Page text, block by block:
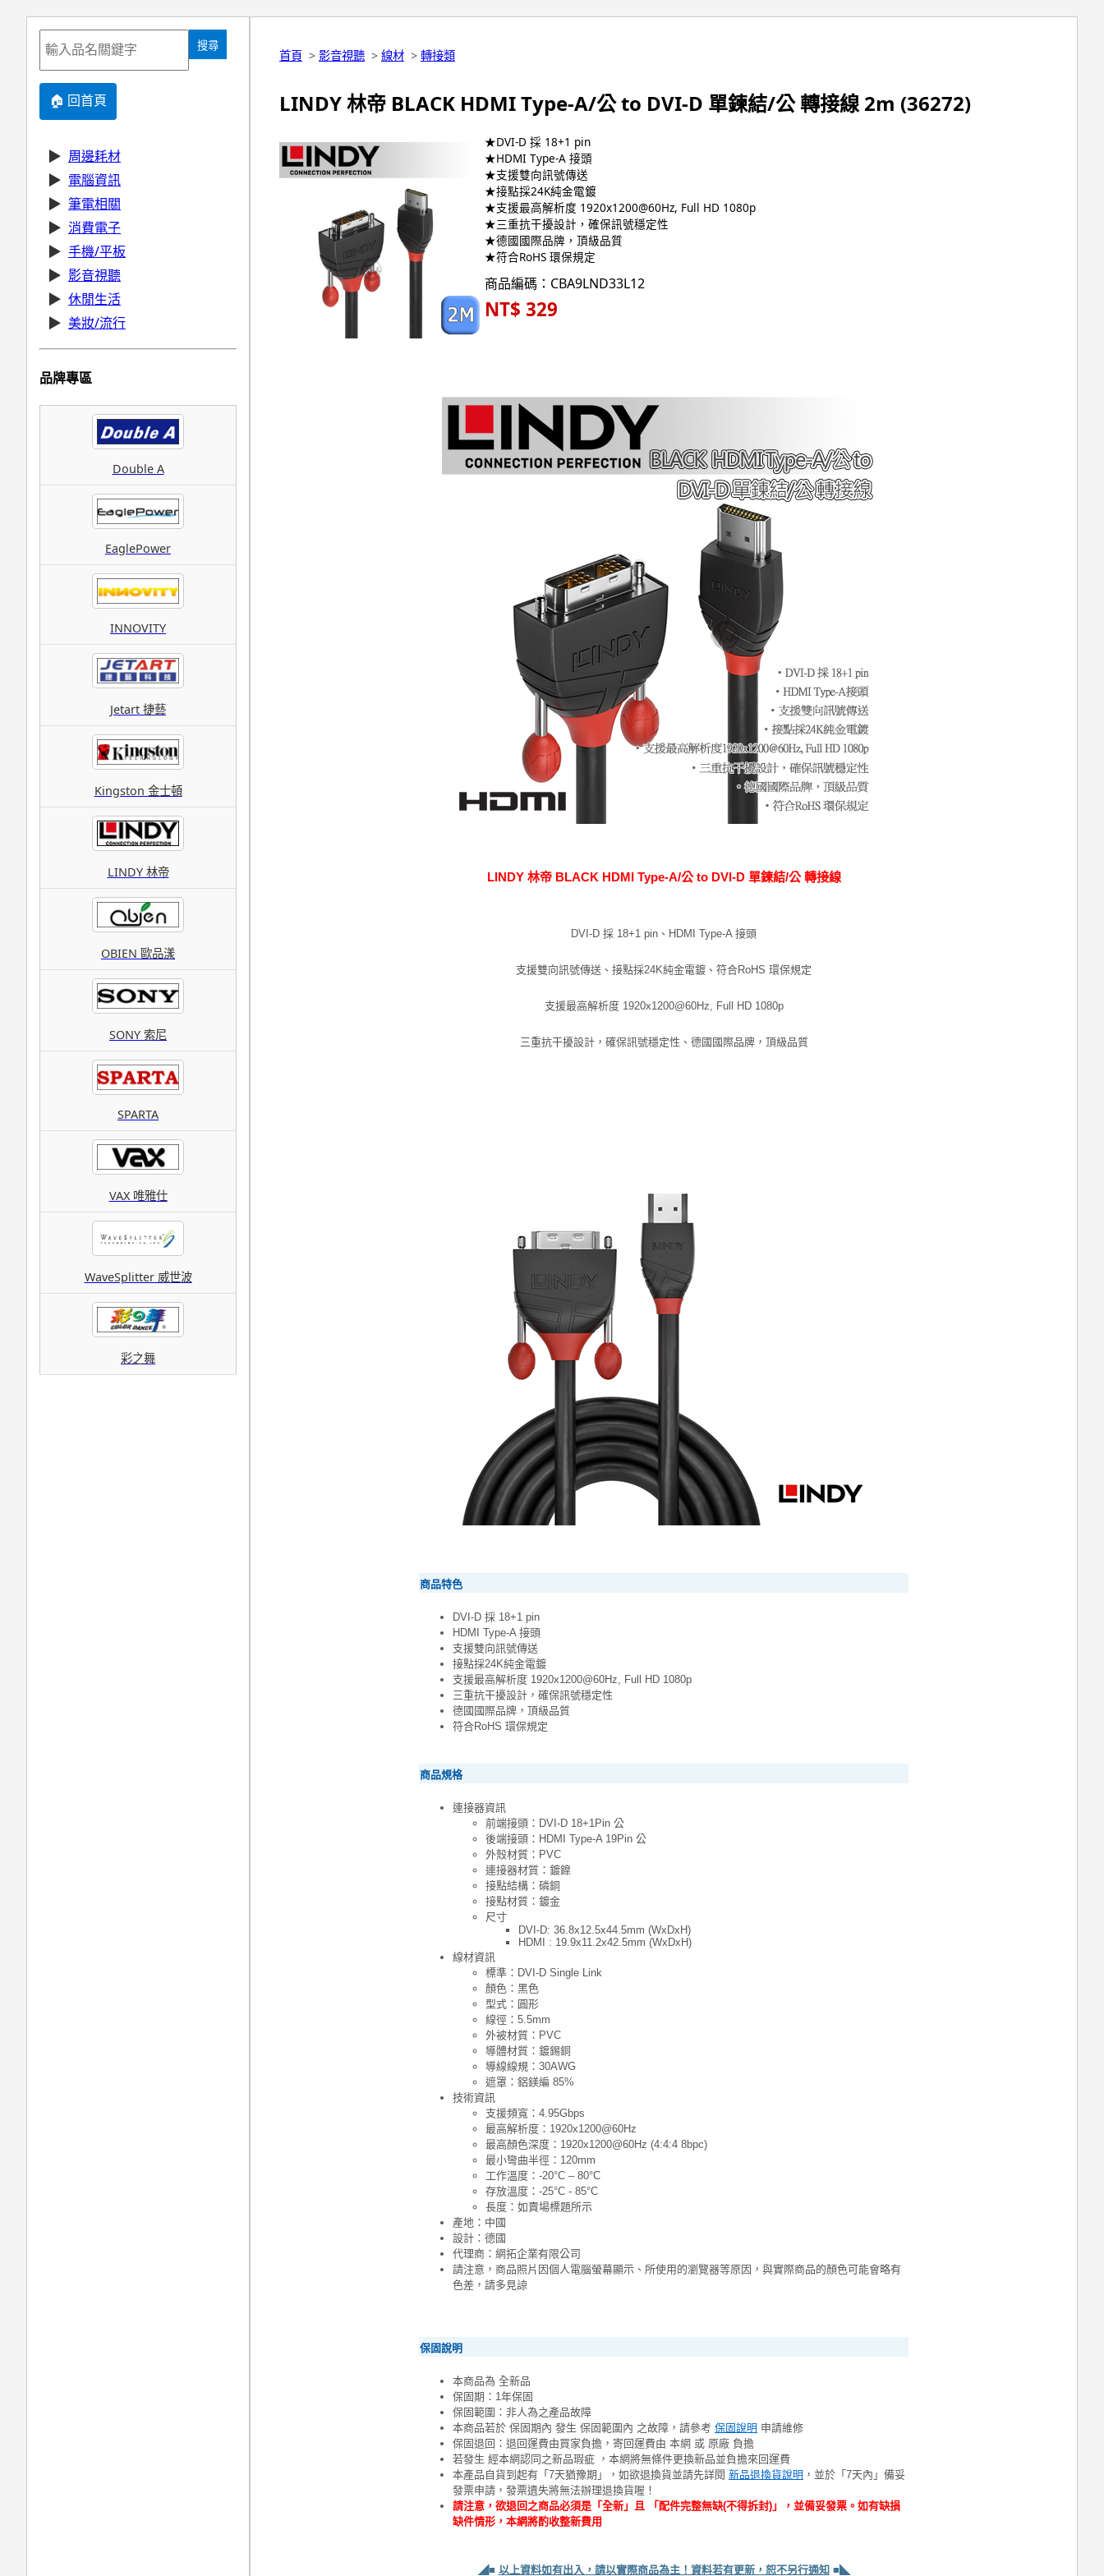
搜尋
🏠 回首頁
▶ 周邊耗材
▶ 電腦資訊
▶ 筆電相關
▶ 消費電子
▶ 手機/平板
▶ 影音視聽
▶ 休閒生活
▶ 美妝/流行
品牌專區
Double A
EaglePower
INNOVITY
Jetart 捷藝
Kingston 金士頓
LINDY 林帝
OBIEN 歐品漾
SONY 索尼
SPARTA
VAX 唯雅仕
WaveSplitter 威世波
彩之舞
首頁 > 影音視聽 > 線材 > 轉接類
LINDY 林帝 BLACK HDMI Type-A/公 to DVI-D 單鍊結/公 轉接線 2m (36272)
★DVI-D 採 18+1 pin
★HDMI Type-A 接頭
★支援雙向訊號傳送
★接點採24K純金電鍍
★支援最高解析度 1920x1200@60Hz, Full HD 1080p
★三重抗干擾設計，確保訊號穩定性
★德國國際品牌，頂級品質
★符合RoHS 環保規定
商品編碼：CBA9LND33L12
NT$ 329
LINDY 林帝 BLACK HDMI Type-A/公 to DVI-D 單鍊結/公 轉接線
DVI-D 採 18+1 pin、HDMI Type-A 接頭
支援雙向訊號傳送、接點採24K純金電鍍、符合RoHS 環保規定
支援最高解析度 1920x1200@60Hz, Full HD 1080p
三重抗干擾設計，確保訊號穩定性、德國國際品牌，頂級品質
商品特色
DVI-D 採 18+1 pin
HDMI Type-A 接頭
支援雙向訊號傳送
接點採24K純金電鍍
支援最高解析度 1920x1200@60Hz, Full HD 1080p
三重抗干擾設計，確保訊號穩定性
德國國際品牌，頂級品質
符合RoHS 環保規定
商品規格
連接器資訊
前端接頭：DVI-D 18+1Pin 公
後端接頭：HDMI Type-A 19Pin 公
外殼材質：PVC
連接器材質：鍍鎳
接點結構：磷銅
接點材質：鍍金
尺寸
DVI-D: 36.8x12.5x44.5mm (WxDxH)
HDMI : 19.9x11.2x42.5mm (WxDxH)
線材資訊
標準：DVI-D Single Link
顏色：黑色
型式：圓形
線徑：5.5mm
外被材質：PVC
導體材質：鍍錫銅
導線線規：30AWG
遮罩：鋁鎂編 85%
技術資訊
支援頻寬：4.95Gbps
最高解析度：1920x1200@60Hz
最高顏色深度：1920x1200@60Hz (4:4:4 8bpc)
最小彎曲半徑：120mm
工作溫度：-20°C – 80°C
存放溫度：-25°C - 85°C
長度：如賣場標題所示
產地：中國
設計：德國
代理商：網拓企業有限公司
請注意，商品照片因個人電腦螢幕顯示、所使用的瀏覽器等原因，與實際商品的顏色可能會略有
色差，請多見諒
保固說明
本商品為 全新品
保固期：1年保固
保固範圍：非人為之產品故障
本商品若於 保固期內 發生 保固範圍內 之故障，請參考 保固說明 申請維修
保固退回：退回運費由買家負擔，寄回運費由 本網 或 原廠 負擔
若發生 經本網認同之新品瑕疵 ，本網將無條件更換新品並負擔來回運費
本產品自貨到起有「7天猶豫期」，如欲退換貨並請先詳閱 新品退換貨說明 ，並於「7天內」備妥
發票申請，發票遺失將無法辦理退換貨喔！
請注意，欲退回之商品必須是「全新」且 「配件完整無缺(不得拆封)」，並備妥發票。如有缺損
缺件情形，本網將酌收整新費用
◢■ 以上資料如有出入，請以實際商品為主！資料若有更新，恕不另行通知 ■◣